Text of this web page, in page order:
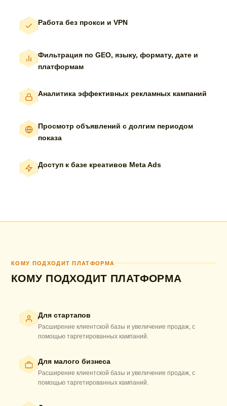
Работа без прокси и VPN
Фильтрация по GEO, языку, формату, дате и
платформам
Аналитика эффективных рекламных кампаний
Просмотр объявлений с долгим периодом
показа
Доступ к базе креативов Meta Ads
КОМУ ПОДХОДИТ ПЛАТФОРМА
КОМУ ПОДХОДИТ ПЛАТФОРМА
Для стартапов
Расширение клиентской базы и увеличение продаж, с
помощью таргетированных кампаний.
Для малого бизнеса
Расширение клиентской базы и увеличение продаж, с
помощью таргетированных кампаний.